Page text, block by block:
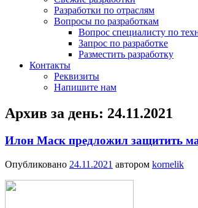
Разработки по отраслям
Вопросы по разработкам
Вопрос специалисту по
Запрос по разработке
Разместить разработку
Контакты
Реквизиты
Напишите нам
Архив за день: 24.11.2021
Илон Маск предложил защитить
Опубликовано 24.11.2021 автором kornelik